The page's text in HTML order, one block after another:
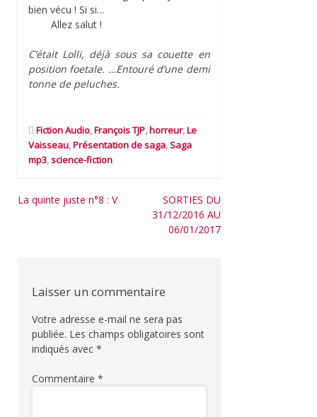
bien vécu ! Si si…
Allez salut !
C’était Lolli, déjà sous sa couette en
position foetale. …Entouré d’une demi
tonne de peluches.
Fiction Audio,François TJP,horreur,Le
Vaisseau,Présentation de saga,Saga
mp3,science-fiction
Navigation
La quinte juste n°8 : V
SORTIES DU
31/12/2016 AU
06/01/2017
Laisser un commentaire
Votre adresse e-mail ne sera pas
publiée. Les champs obligatoires sont
indiqués avec *
Commentaire *